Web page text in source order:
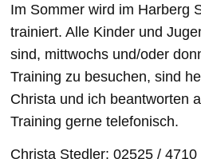
Im Sommer wird im Harberg
trainiert. Alle Kinder und
sind, mittwochs und/oder
Training zu besuchen, sind
Christa und ich beantworten
Training gerne telefonisch.
Christa Stedler: 02525 / 4710